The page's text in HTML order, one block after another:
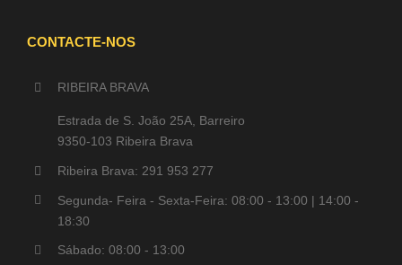
CONTACTE-NOS
RIBEIRA BRAVA
Estrada de S. João 25A, Barreiro
9350-103 Ribeira Brava
Ribeira Brava: 291 953 277
Segunda- Feira - Sexta-Feira: 08:00 - 13:00 | 14:00 -
18:30
Sábado: 08:00 - 13:00